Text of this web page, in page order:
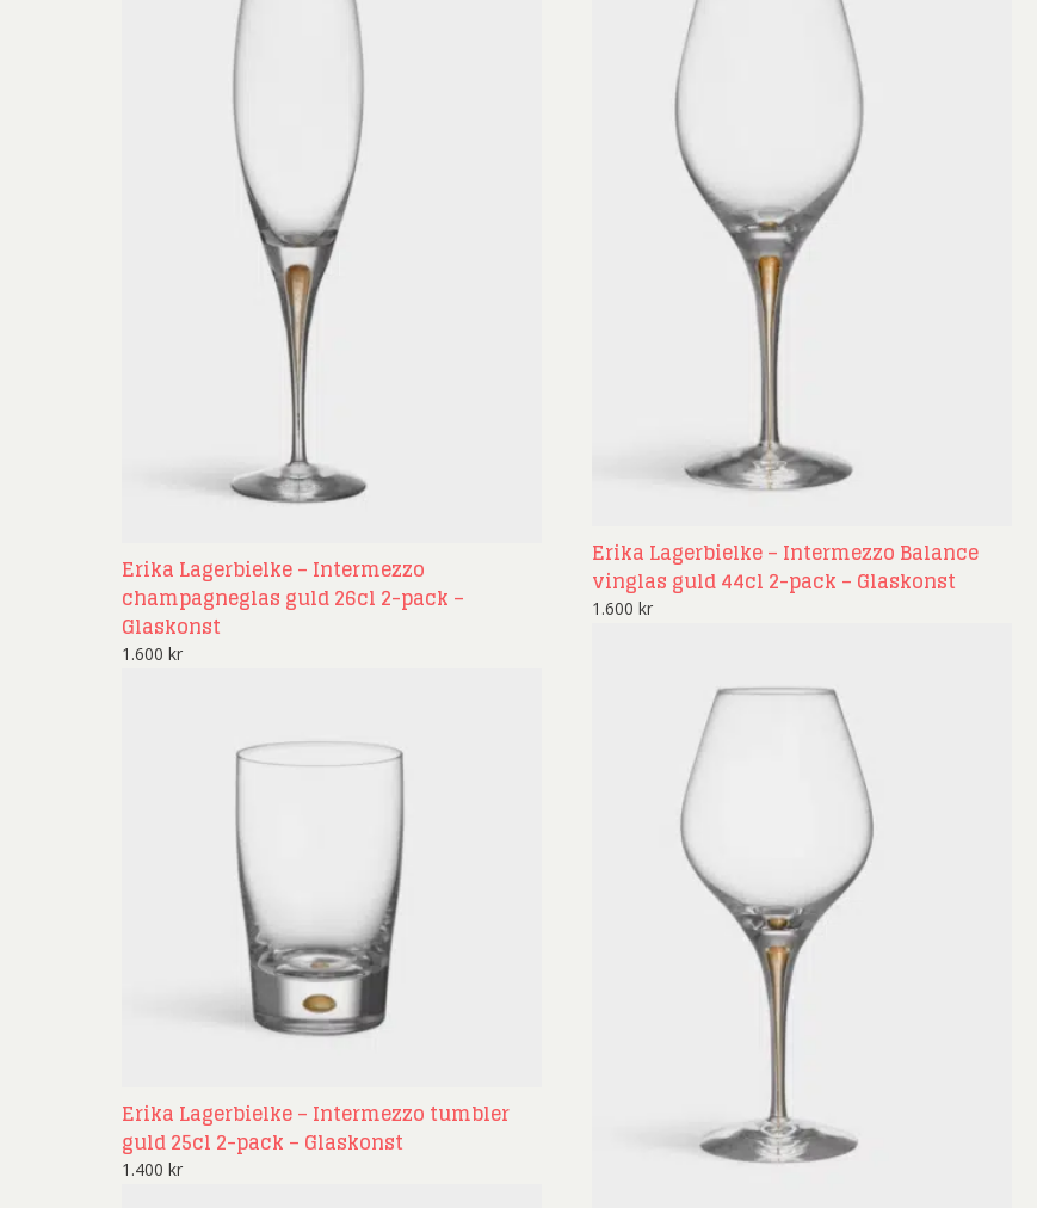
Rickard Ölander
Sara Woodrow
Siri Carlén
Ulrica Hydman Vallien
Åsa Jungnelius
Erika Lagerbielke – Intermezzo
champagneglas guld 26cl 2-pack –
Glaskonst
1.600 kr
Erika Lagerbielke – Intermezzo Balance
vinglas guld 44cl 2-pack – Glaskonst
1.600 kr
Erika Lagerbielke – Intermezzo tumbler
guld 25cl 2-pack – Glaskonst
1.400 kr